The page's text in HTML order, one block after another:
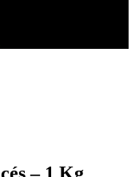
– 1 Kg